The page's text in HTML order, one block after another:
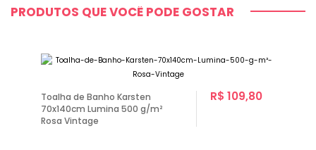
PRODUTOS QUE VOCÊ PODE GOSTAR
Toalha de Banho Karsten
70x140cm Lumina 500 g/m²
Rosa Vintage
R$ 109,80